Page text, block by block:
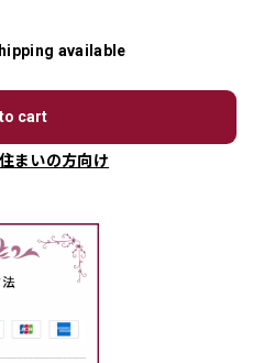
available
cart
まいの方向け